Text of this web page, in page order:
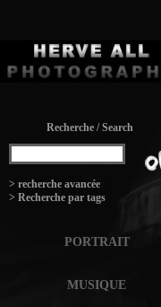
Recherche / Search
> recherche avancée
> Recherche par tags
PORTRAIT
MUSIQUE